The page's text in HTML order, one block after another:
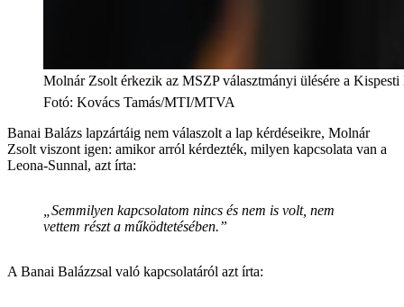
Molnár Zsolt érkezik az MSZP választmányi ülésére a
Fotó: Kovács Tamás/MTI/MTVA
Banai Balázs lapzártáig nem válaszolt a lap kérdéseikre, Molnár
Zsolt viszont igen: amikor arról kérdezték, milyen kapcsolata van a
Leona-Sunnal, azt írta:
„Semmilyen kapcsolatom nincs és nem is volt, nem
vettem részt a működtetésében.”
A Banai Balázzsal való kapcsolatáról azt írta: